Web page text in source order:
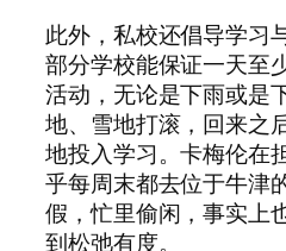
此外，私校还倡导学习
部分学校能保证一天至
活动，无论是下雨或是
地、雪地打滚，回来之
地投入学习。卡梅伦在
乎每周末都去位于牛津
假，忙里偷闲，事实上
到松弛有度。